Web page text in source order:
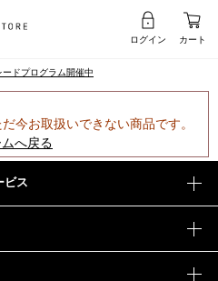
ログイン カート
ードプログラム開催中
今お取扱いできない商品です。
へ戻る
ビス